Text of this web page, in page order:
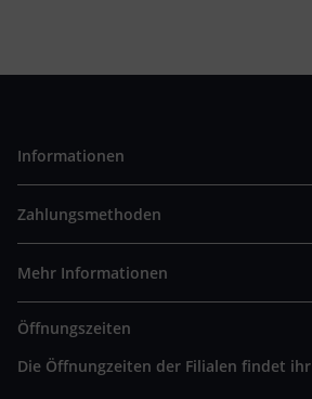
Informationen
Zahlungsmethoden
Mehr Informationen
Öffnungszeiten
Die Öffnungzeiten der Filialen findet ihr